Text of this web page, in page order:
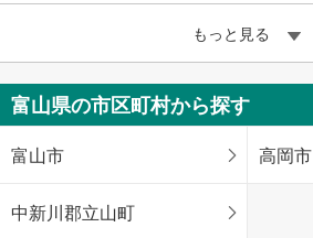
もっと見る
富山県の市区町村から探す
富山市 高岡市
中新川郡立山町